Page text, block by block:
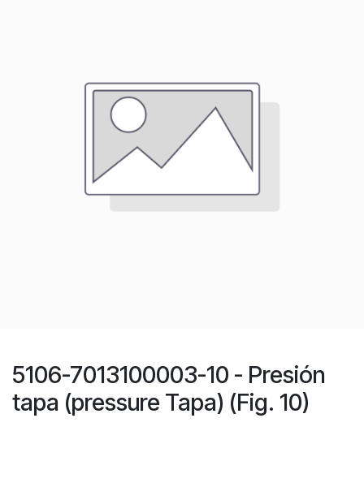
5106-7013100003-10 - Presión
tapa (pressure Tapa) (Fig. 10)